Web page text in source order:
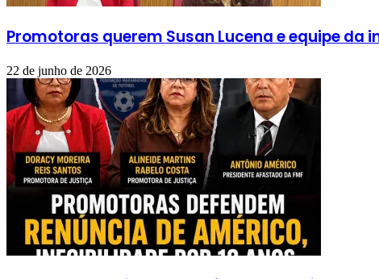
Promotoras querem Susan Lucena e equipe da
22 de junho de 2026